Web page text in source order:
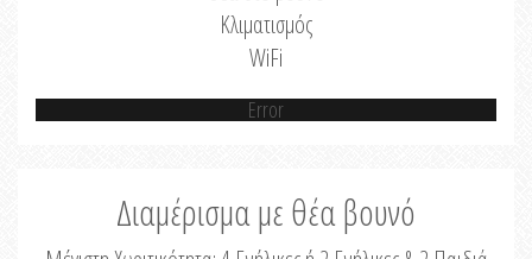
Κλιματισμός
WiFi
Error
Διαμέρισμα με θέα βουνό